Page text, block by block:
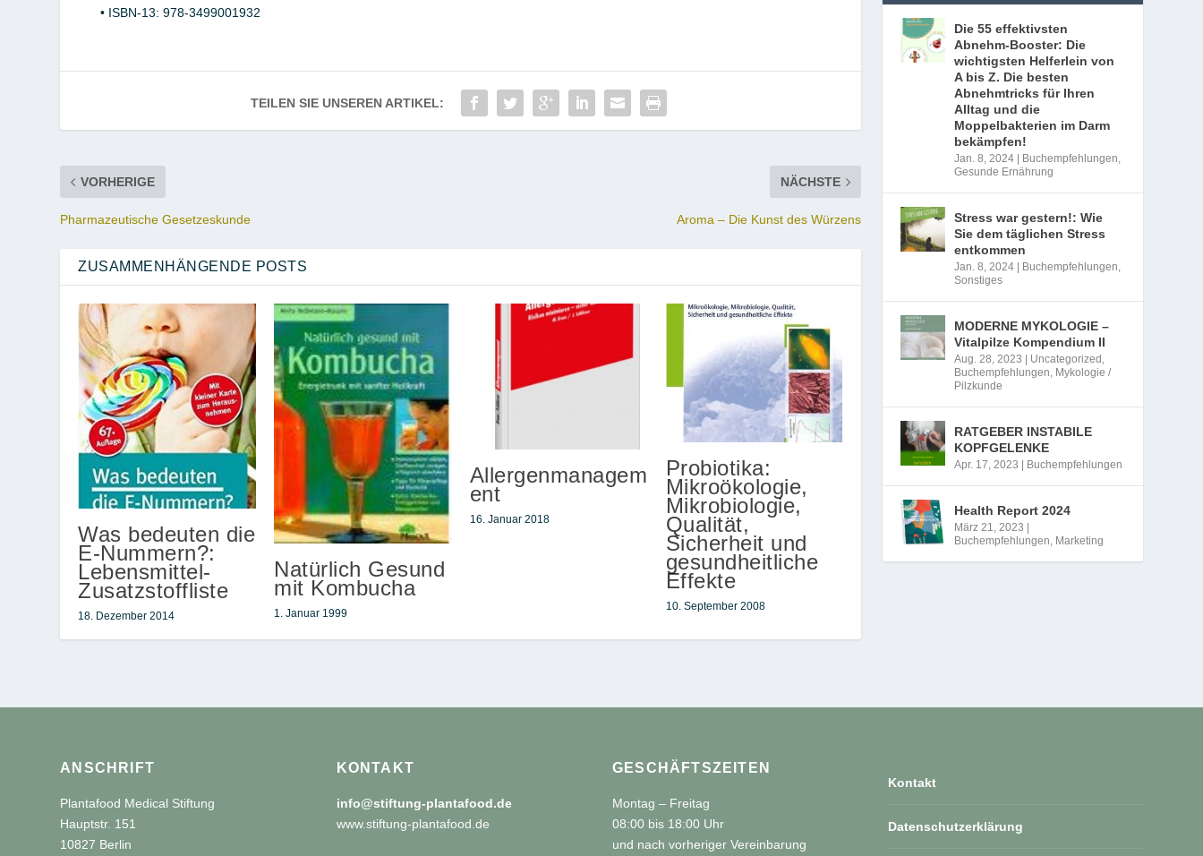
• ISBN-13: 978-3499001932
TEILEN SIE UNSEREN ARTIKEL:
VORHERIGE
Pharmazeutische Gesetzeskunde
NÄCHSTE
Aroma – Die Kunst des Würzens
ZUSAMMENHÄNGENDE POSTS
Was bedeuten die
E-Nummern?:
Lebensmittel-
Zusatzstoffliste
18. Dezember 2014
Natürlich Gesund
mit Kombucha
1. Januar 1999
Allergenmanagem
ent
16. Januar 2018
Probiotika:
Mikroökologie,
Mikrobiologie,
Qualität,
Sicherheit und
gesundheitliche
Effekte
10. September 2008
Die 55 effektivsten
Abnehm-Booster: Die
wichtigsten Helferlein von
A bis Z. Die besten
Abnehmtricks für Ihren
Alltag und die
Moppelbakterien im Darm
bekämpfen!
Jan. 8, 2024 Buchempfehlungen,
Gesunde Ernährung
Stress war gestern!: Wie
Sie dem täglichen Stress
entkommen
Jan. 8, 2024 Buchempfehlungen,
Sonstiges
MODERNE MYKOLOGIE –
Vitalpilze Kompendium II
Aug. 28, 2023 Uncategorized ,
Buchempfehlungen, Mykologie /
Pilzkunde
RATGEBER INSTABILE
KOPFGELENKE
Apr. 17, 2023 Buchempfehlungen
Health Report 2024
März 21, 2023
Buchempfehlungen, Marketing
ANSCHRIFT
Plantafood Medical Stiftung
Hauptstr. 151
10827 Berlin
KONTAKT
info@stiftung-plantafood.de
www.stiftung-plantafood.de
GESCHÄFTSZEITEN
Montag – Freitag
08:00 bis 18:00 Uhr
und nach vorheriger Vereinbarung
Kontakt
Datenschutzerklärung